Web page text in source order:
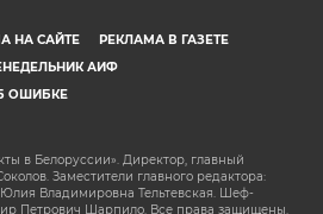
НА САЙТЕ
РЕКЛАМА В ГАЗЕТЕ
АИФ
ОШИБКЕ
в Белоруссии». Директор, главный
Заместители главного редактора:
Владимировна Тельтевская. Шеф-
Петрович Шарпило. Все права защищены.